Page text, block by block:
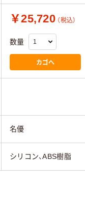
￥25,720 （税込）
数量
カゴへ
名優
シリコン、ABS樹脂